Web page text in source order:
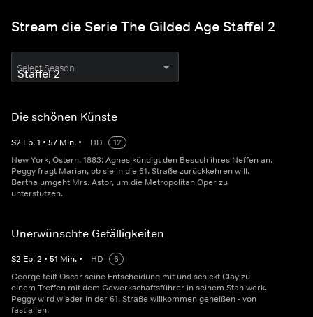
Stream die Serie The Gilded Age Staffel 2
Select Season
Die schönen Künste
S2 Ep.1 • 57 Min. • HD
12
New York, Ostern, 1883: Agnes kündigt den Besuch ihres Neffen an.
Peggy fragt Marian, ob sie in die 61. Straße zurückkehren will.
Bertha umgeht Mrs. Astor, um die Metropolitan Oper zu
unterstützen.
Unerwünschte Gefälligkeiten
S2 Ep.2 • 51 Min. • HD
6
George teilt Oscar seine Entscheidung mit und schickt Clay zu
einem Treffen mit dem Gewerkschaftsführer in seinem Stahlwerk.
Peggy wird wieder in der 61. Straße willkommen geheißen - von
fast allen.